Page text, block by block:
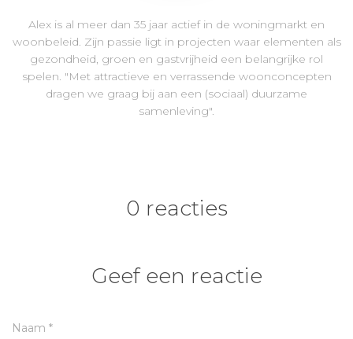
Alex is al meer dan 35 jaar actief in de woningmarkt en
woonbeleid. Zijn passie ligt in projecten waar elementen als
gezondheid, groen en gastvrijheid een belangrijke rol
spelen. "Met attractieve en verrassende woonconcepten
dragen we graag bij aan een (sociaal) duurzame
samenleving".
0 reacties
Geef een reactie
Naam *